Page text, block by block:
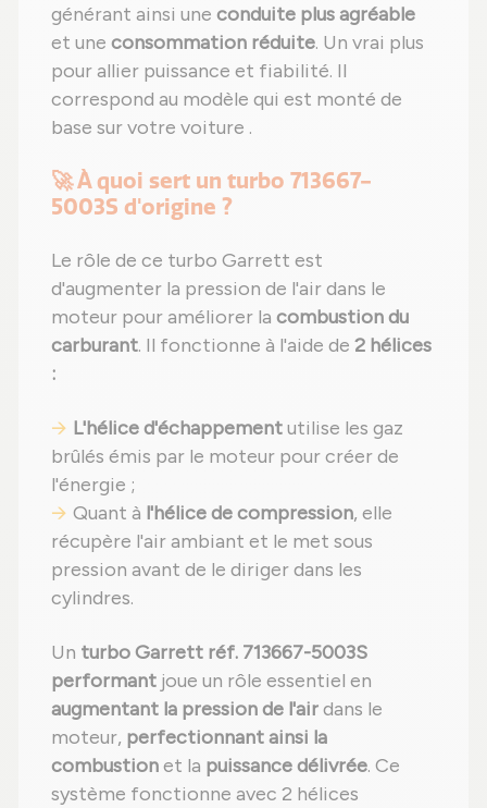
générant ainsi une conduite plus agréable
et une consommation réduite. Un vrai plus
pour allier puissance et fiabilité. Il
correspond au modèle qui est monté de
base sur votre voiture .
🚀 À quoi sert un turbo 713667-
5003S d'origine ?
Le rôle de ce turbo Garrett est
d'augmenter la pression de l'air dans le
moteur pour améliorer la combustion du
carburant. Il fonctionne à l'aide de 2 hélices
:
L'hélice d'échappementutilise les gaz
brûlés émis par le moteur pour créer de
l'énergie ;
Quant à l'hélice de compression, elle
récupère l'air ambiant et le met sous
pression avant de le diriger dans les
cylindres.
Un turbo Garrett réf. 713667-5003S
performant joue un rôle essentiel en
augmentant la pression de l'airdans le
moteur, perfectionnant ainsi la
combustionet la puissance délivrée. Ce
système fonctionne avec 2 hélices